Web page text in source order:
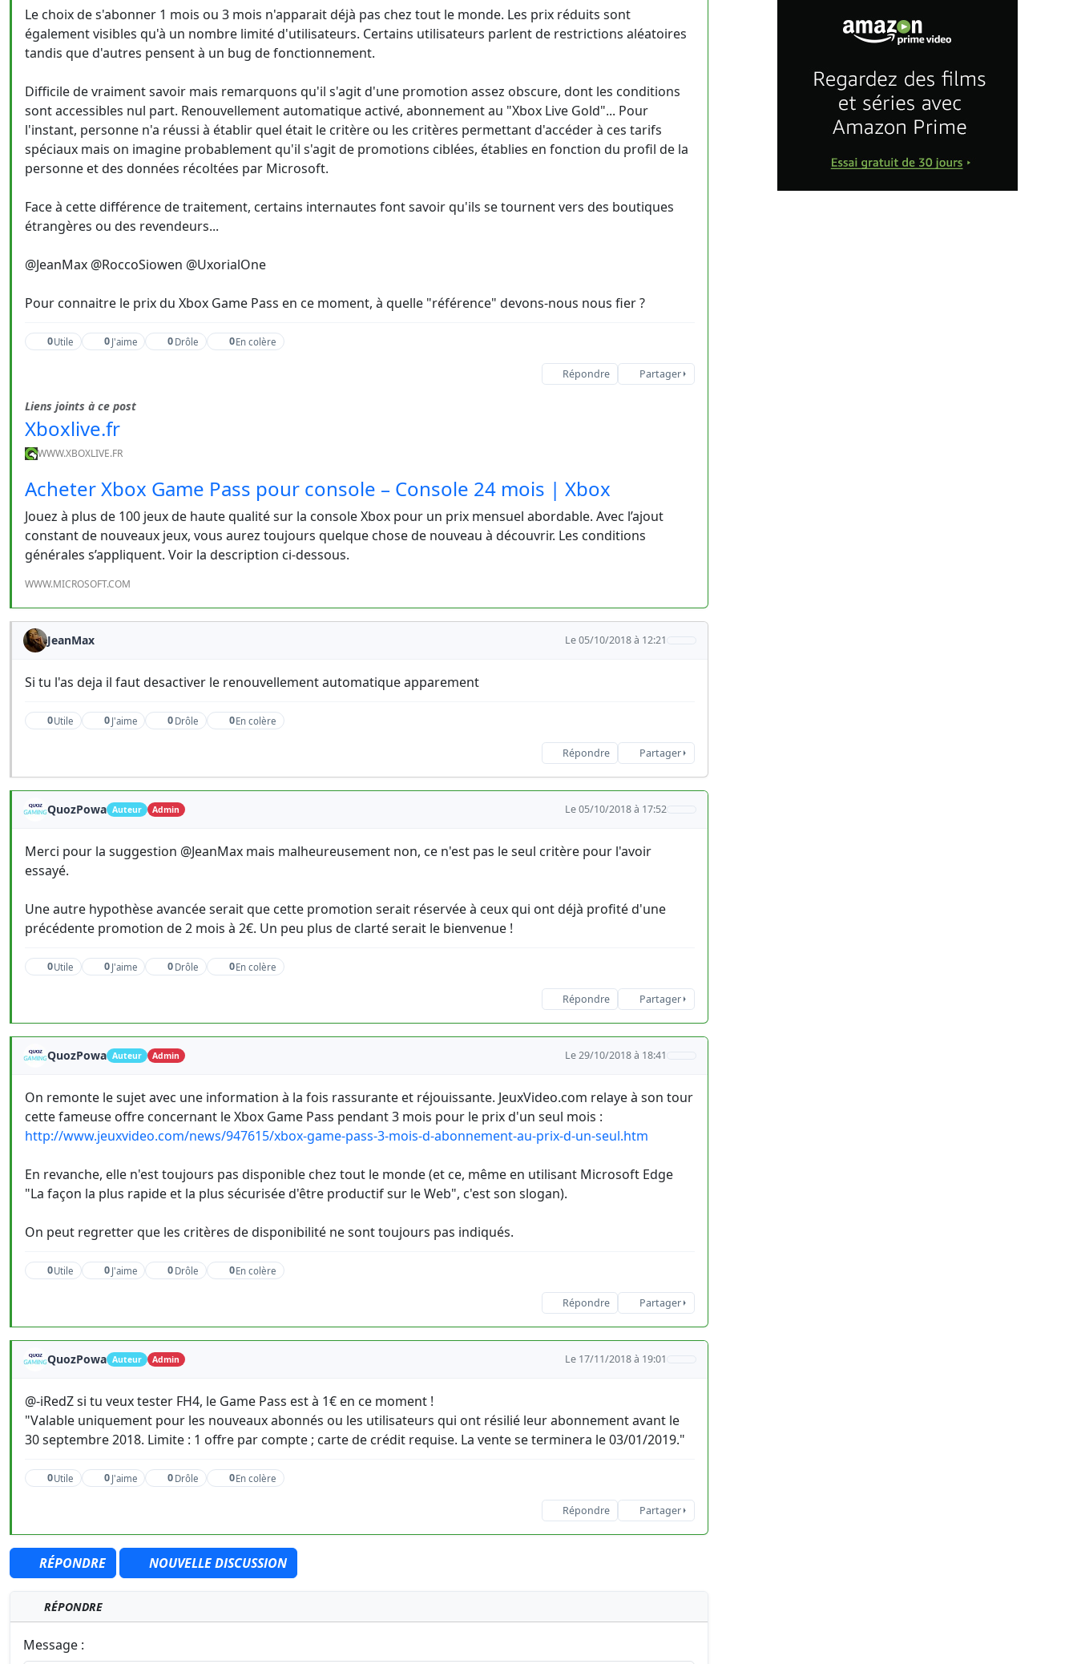
Le choix de s'abonner 1 mois ou 3 mois n'apparait déjà pas chez tout le monde. Les prix réduits sont
également visibles qu'à un nombre limité d'utilisateurs. Certains utilisateurs parlent de restrictions aléatoires
tandis que d'autres pensent à un bug de fonctionnement.
Difficile de vraiment savoir mais remarquons qu'il s'agit d'une promotion assez obscure, dont les conditions
sont accessibles nul part. Renouvellement automatique activé, abonnement au "Xbox Live Gold"... Pour
l'instant, personne n'a réussi à établir quel était le critère ou les critères permettant d'accéder à ces tarifs
spéciaux mais on imagine probablement qu'il s'agit de promotions ciblées, établies en fonction du profil de la
personne et des données récoltées par Microsoft.
Face à cette différence de traitement, certains internautes font savoir qu'ils se tournent vers des boutiques
étrangères ou des revendeurs...
@JeanMax @RoccoSiowen @UxorialOne
Pour connaitre le prix du Xbox Game Pass en ce moment, à quelle "référence" devons-nous nous fier ?
0Utile 0 J'aime 0 Drôle 0En colère
Répondre Partager
Liens joints à ce post
Xboxlive.fr
WWW.XBOXLIVE.FR
Acheter Xbox Game Pass pour console – Console 24 mois | Xbox
Jouez à plus de 100 jeux de haute qualité sur la console Xbox pour un prix mensuel abordable. Avec l’ajout
constant de nouveaux jeux, vous aurez toujours quelque chose de nouveau à découvrir. Les conditions
générales s’appliquent. Voir la description ci-dessous.
WWW.MICROSOFT.COM
JeanMax Le 05/10/2018 à 12:21
Si tu l'as deja il faut desactiver le renouvellement automatique apparement
0Utile 0 J'aime 0 Drôle 0En colère
Répondre Partager
QuozPowa Auteur Admin Le 05/10/2018 à 17:52
Merci pour la suggestion @JeanMax mais malheureusement non, ce n'est pas le seul critère pour l'avoir
essayé.
Une autre hypothèse avancée serait que cette promotion serait réservée à ceux qui ont déjà profité d'une
précédente promotion de 2 mois à 2€. Un peu plus de clarté serait le bienvenue !
0Utile 0 J'aime 0 Drôle 0En colère
Répondre Partager
QuozPowa Auteur Admin Le 29/10/2018 à 18:41
On remonte le sujet avec une information à la fois rassurante et réjouissante. JeuxVideo.com relaye à son tour
cette fameuse offre concernant le Xbox Game Pass pendant 3 mois pour le prix d'un seul mois :
http://www.jeuxvideo.com/news/947615/xbox-game-pass-3-mois-d-abonnement-au-prix-d-un-seul.htm
En revanche, elle n'est toujours pas disponible chez tout le monde (et ce, même en utilisant Microsoft Edge
"La façon la plus rapide et la plus sécurisée d'être productif sur le Web", c'est son slogan).
On peut regretter que les critères de disponibilité ne sont toujours pas indiqués.
0Utile 0 J'aime 0 Drôle 0En colère
Répondre Partager
QuozPowa Auteur Admin Le 17/11/2018 à 19:01
@-iRedZ si tu veux tester FH4, le Game Pass est à 1€ en ce moment !
"Valable uniquement pour les nouveaux abonnés ou les utilisateurs qui ont résilié leur abonnement avant le
30 septembre 2018. Limite : 1 offre par compte ; carte de crédit requise. La vente se terminera le 03/01/2019."
0Utile 0 J'aime 0 Drôle 0En colère
Répondre Partager
RÉPONDRE NOUVELLE DISCUSSION
RÉPONDRE
Message :